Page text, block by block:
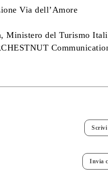
Via dell’Amore
Ministero del Turismo
Invia